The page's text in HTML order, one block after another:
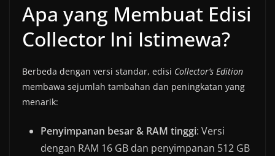
Apa yang Membuat Edisi
Collector Ini Istimewa?
Berbeda dengan versi standar, edisi Collector’s Edition
membawa sejumlah tambahan dan peningkatan yang
menarik:
Penyimpanan besar & RAM tinggi: Versi
dengan RAM 16 GB dan penyimpanan 512 GB